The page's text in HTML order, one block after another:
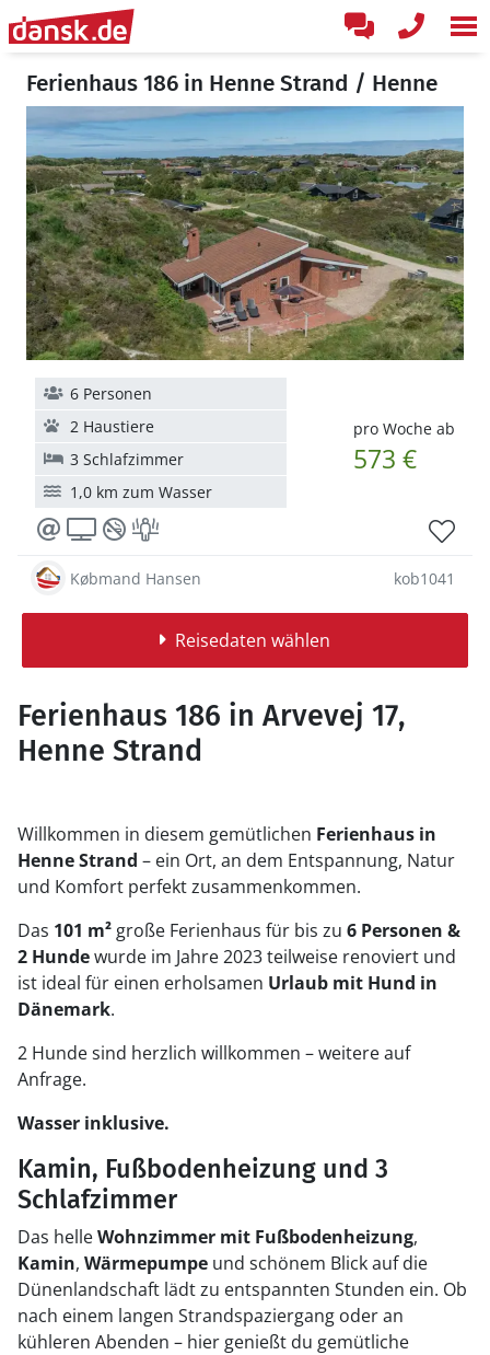
Ferienhaus 186 in Henne Strand / Henne
pro Woche ab
573 €
6 Personen
2 Haustiere
3 Schlafzimmer
1,0 km zum Wasser
Købmand Hansen kob1041
Reisedaten wählen
Ferienhaus 186 in Arvevej 17,
Henne Strand
Willkommen in diesem gemütlichen Ferienhaus in
Henne Strand – ein Ort, an dem Entspannung, Natur
und Komfort perfekt zusammenkommen.
Das 101 m² große Ferienhaus für bis zu 6 Personen &
2 Hundewurde im Jahre 2023 teilweise renoviert und
ist ideal für einen erholsamen Urlaub mit Hund in
Dänemark.
2 Hunde sind herzlich willkommen – weitere auf
Anfrage.
Wasser inklusive.
Kamin, Fußbodenheizung und 3
Schlafzimmer
Das helleWohnzimmer mit Fußbodenheizung,
Kamin, Wärmepumpe und schönem Blick auf die
Dünenlandschaft lädt zu entspannten Stunden ein. Ob
nach einem langen Strandspaziergang oder an
kühleren Abenden – hier genießt du gemütliche